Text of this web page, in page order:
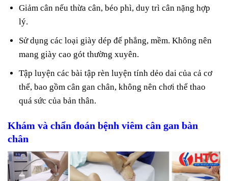
Giảm cân nếu thừa cân, béo phì, duy trì cân nặng hợp
lý.
Sử dụng các loại giày dép đế phẳng, mềm. Không nên
mang giày cao gót thường xuyên.
Tập luyện các bài tập rèn luyện tính dẻo dai của cả cơ
thể, bao gồm cân gan chân, không nên chơi thể thao
quá sức của bản thân.
Khám và chẩn đoán bệnh viêm cân gan bàn
chân